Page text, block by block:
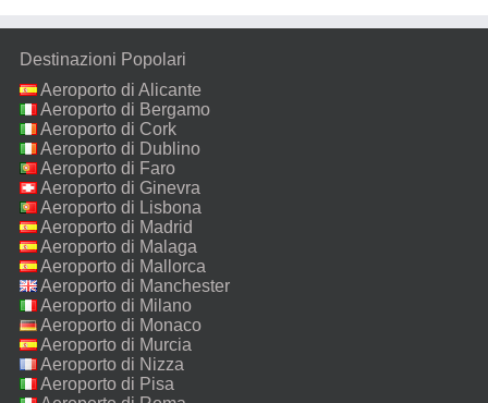
Destinazioni Popolari
Aeroporto di Alicante
Aeroporto di Bergamo
Aeroporto di Cork
Aeroporto di Dublino
Aeroporto di Faro
Aeroporto di Ginevra
Aeroporto di Lisbona
Aeroporto di Madrid
Aeroporto di Malaga
Aeroporto di Mallorca
Aeroporto di Manchester
Aeroporto di Milano
Malpensa
Aeroporto di Monaco
Aeroporto di Murcia
Aeroporto di Nizza
Aeroporto di Pisa